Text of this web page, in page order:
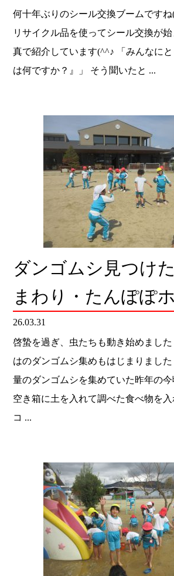
何十年ぶりのシール交換ブームです
リサイクル品を使ってシール交換が
真で紹介しています(^^♪ 「みんなに
は何ですか？』」 そう聞いたと ...
ダンゴムシ見つけ
まわり・たんぽぽホ
26.03.31
啓蟄を過ぎ、虫たちも動き始めまし
はのダンゴムシ集めもはじまりまし
量のダンゴムシを集めていた昨年の今
空き箱に土を入れて調べた食べ物を
コ ...